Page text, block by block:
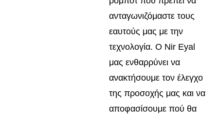
ανταγωνιζόμαστε τους
εαυτούς μας με την
τεχνολογία. Ο Nir Eyal
μας ενθαρρύνει να
ανακτήσουμε τον έλεγχο
της προσοχής μας και να
αποφασίσουμε πού θα